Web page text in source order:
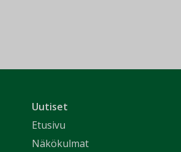
Uutiset
Etusivu
Näkökulmat